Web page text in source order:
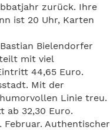
zurück. Ihre
ist 20 Uhr, Karten
Bielendorfer
mit viel
44,65 Euro.
Mit der
Linie treu.
ab 32,30 Euro.
Februar. Authentischer